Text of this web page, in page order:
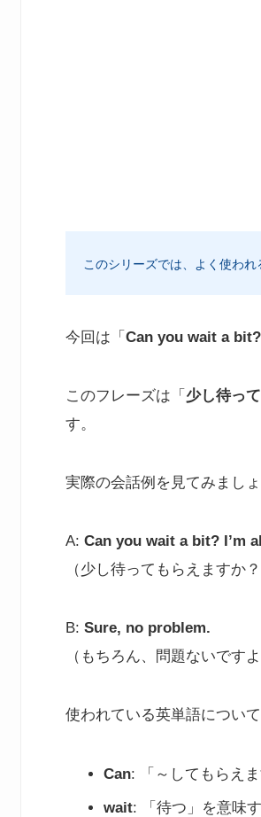
このシリーズでは、よく使わ
今回は「 Can you wait a bit?
このフレーズは「 少し待っ
す。
実際の会話例を見てみましょ
A: Can you wait a bit? I’m
（少し待ってもらえますか
B: Sure, no problem.
（もちろん、問題ないですよ
使われている英単語について
Can: 「～してもらえ
wait: 「待つ」を意味す